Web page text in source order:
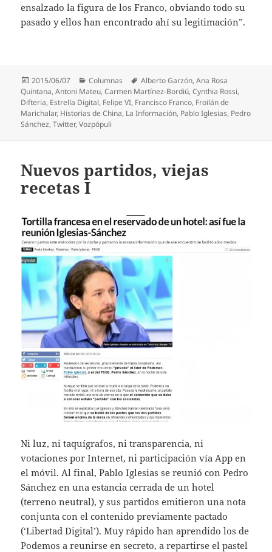
ensalzado la figura de los Franco, obviando todo su
pasado y ellos han encontrado ahí su legitimación”.
Publicado
el
2015/06/07 Categorías
Columnas Etiquetas
Alberto Garzón,Ana Rosa
Quintana,Antoni Mateu,Carmen Martínez-Bordiú,Cynthia Rossi,
Difteria, Estrella Digital, Felipe VI, Francisco Franco, Froilán de
Marichalar, Historias de China, La Información, Pablo Iglesias, Pedro
Sánchez,Twitter,Vozpópuli
Nuevos partidos, viejas
recetas I
Ni luz, ni taquígrafos, ni transparencia, ni
votaciones por Internet, ni participación vía App en
el móvil. Al final, Pablo Iglesias se reunió con Pedro
Sánchez en una estancia cerrada de un hotel
(terreno neutral), y sus partidos emitieron una nota
conjunta con el contenido previamente pactado
(‘Libertad Digital’). Muy rápido han aprendido los de
Podemos a reunirse en secreto, a repartirse el pastel